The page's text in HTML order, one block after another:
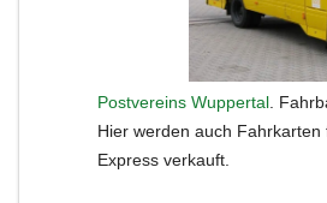
Postvereins Wuppertal .
Hier werden auch Fahrkarten
Express verkauft.